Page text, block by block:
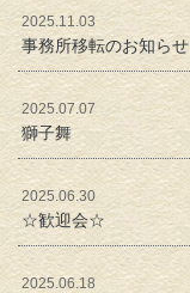
2025.11.03
事務所移転のお知らせ
2025.07.07
獅子舞
2025.06.30
☆歓迎会☆
2025.06.18